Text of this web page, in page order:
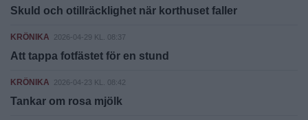
Skuld och otillräcklighet när korthuset faller
KRÖNIKA 2026-04-29 KL. 08:37
Att tappa fotfästet för en stund
KRÖNIKA 2026-04-23 KL. 08:42
Tankar om rosa mjölk